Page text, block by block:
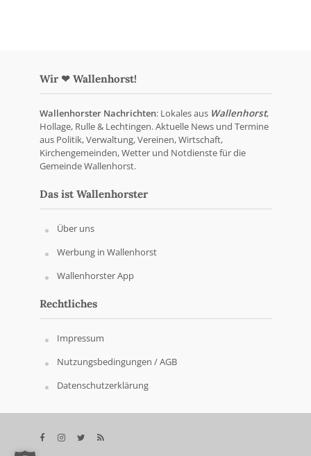
Wir ❤ Wallenhorst!
Wallenhorster Nachrichten: Lokales aus Wallenhorst,
Hollage, Rulle & Lechtingen. Aktuelle News und Termine
aus Politik, Verwaltung, Vereinen, Wirtschaft,
Kirchengemeinden, Wetter und Notdienste für die
Gemeinde Wallenhorst.
Das ist Wallenhorster
Über uns
Werbung in Wallenhorst
Wallenhorster App
Rechtliches
Impressum
Nutzungsbedingungen / AGB
Datenschutzerklärung